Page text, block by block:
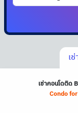
เ
เช่าคอนโดติด
Condo